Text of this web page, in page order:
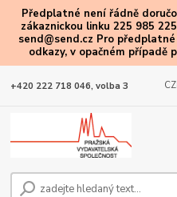
Předplatné není řádně
zákaznickou linku 225 985
send@send.cz Pro
odkazy, v opačném případě
+420 222 718 046, volba 3